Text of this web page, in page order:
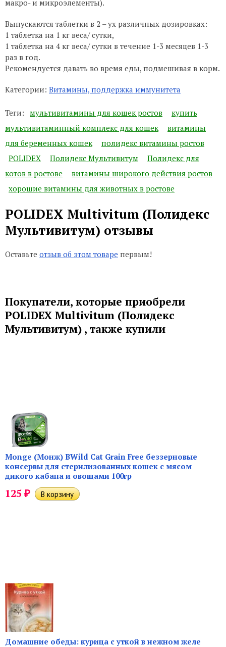
макро- и микроэлементы).
Выпускаются таблетки в 2 – ух различных дозировках:
1 таблетка на 1 кг веса/ сутки,
1 таблетка на 4 кг веса/ сутки в течение 1-3 месяцев 1-3
раз в год.
Рекомендуется давать во время еды, подмешивая в корм.
Категории: Витамины, поддержка иммунитета
Теги: мультивитамины для кошек ростов
купить
мультивитаминный комплекс для кошек
витамины
для беременных кошек
полидекс витамины ростов
POLIDEX
Полидекс Мультивитум
Полидекс для
котов в ростове
витамины широкого действия ростов
хорошие витамины для животных в ростове
POLIDEX Multivitum (Полидекс
Мультивитум) отзывы
Оставьте отзыв об этом товаре первым!
Покупатели, которые приобрели
POLIDEX Multivitum (Полидекс
Мультивитум) , также купили
Monge (Монж) BWild Cat Grain Free беззерновые
консервы для стерилизованных кошек с мясом
дикого кабана и овощами 100гр
125 ₽
Домашние обеды: курица с уткой в нежном желе